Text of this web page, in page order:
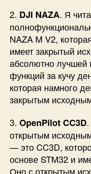
2. DJI NAZA. Я
NAZA M V2,
имеет закрытый
абсолютно лучшей
функций за кучу
которая намного
закрытым
3. OpenPilot CC3D
открытым
— это CC3D,
основе STM32 и
Оно с открытым